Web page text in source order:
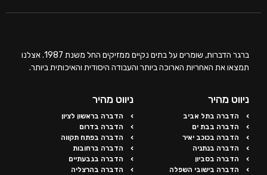
ברגר הדברות, שומרים על בתים נקיים ממזיקים החל משנת 1987. אצלנו
תמצאו את האחריות הארוכה ביותר והעבודה היסודית והאיכותית ביותר.
ניווט מהיר
הדברה בתל אביב
הדברה בבת ים
הדברה בכוכב יאיר
הדברה בנתניה
הדברה בסביון
הדברה בישובי השפלה
ניווט מהיר
הדברה בראשון לציון
הדברה בדרום
הדברה בפתח תקווה
הדברה ברחובות
הדברה בגבעתיים
הדברה בהרצליה